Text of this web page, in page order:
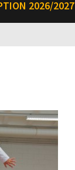
2026/2027